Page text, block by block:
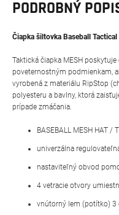
PODROBNÝ
Čiapka šiltovka Baseball
Taktická čiapka MESH
poveternostným podmienkam,
vyrobená z materiálu RipStop
polyesteru a bavlny, ktorá
prípade zmáčania.
BASEBALL MESH HAT /
univerzálna
nastaviteľný obvod
4 vetracie otvory
vnútorný lem (potítko) 3